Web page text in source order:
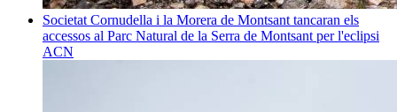
Societat Cornudella i la Morera de Montsant tancaran els
accessos al Parc Natural de la Serra de Montsant per l'eclipsi
ACN